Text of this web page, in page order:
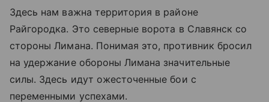
Здесь нам важна территория в районе
Райгородка. Это северные ворота в Славянск со
стороны Лимана. Понимая это, противник бросил
на удержание обороны Лимана значительные
силы. Здесь идут ожесточенные бои с
переменными успехами.